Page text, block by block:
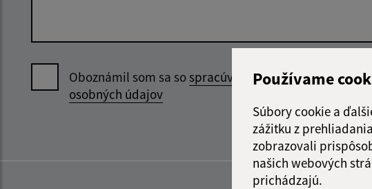
Používame
Súbory cookie a
zážitku z
zobrazovali
našich webových
prichádzajú.
Oboznámil som sa sospracúvaním
osobných údajov
Google